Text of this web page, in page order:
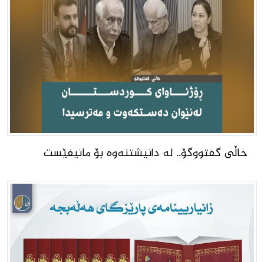
خاڵى گفتووگۆ.. لە دانیشتنەوە بۆ مانیفێست